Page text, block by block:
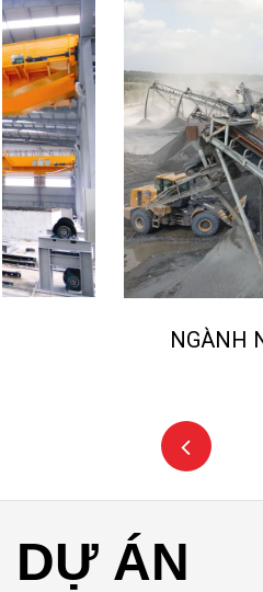
NGÀNH NGHIỀN
DỰ ÁN